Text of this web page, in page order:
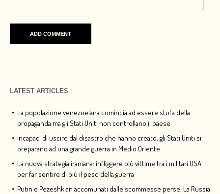
LATEST ARTICLES
La popolazione venezuelana comincia ad essere stufa della
propaganda ma gli Stati Uniti non controllano il paese
Incapaci di uscire dal disastro che hanno creato, gli Stati Uniti si
preparano ad una grande guerra in Medio Oriente
La nuova strategia iraniana: infliggere più vittime tra i militari USA
per far sentire di più il peso della guerra
Putin e Pezeshkian accomunati dalle scommesse perse. La Russia